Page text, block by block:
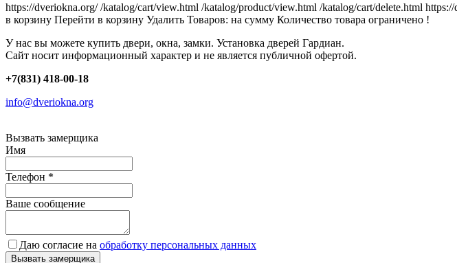
https://dveriokna.org/ /katalog/cart/view.html /katalog/product/view.html /katalog/cart/delete.html
в корзину Перейти в корзину Удалить Товаров: на сумму Количество товара ограничено !
У нас вы можете купить двери, окна, замки. Установка дверей Гардиан.
Сайт носит информационный характер и не является публичной офертой.
+7(831) 418-00-18
info@dveriokna.org
Вызвать замерщика
Имя
Телефон *
Ваше сообщение
Даю согласие на обработку персональных данных
Вызвать замерщика